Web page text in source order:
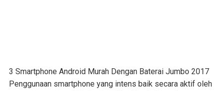
3 Smartphone Android Murah Dengan Baterai Jumbo 2017
Penggunaan smartphone yang intens baik secara aktif oleh